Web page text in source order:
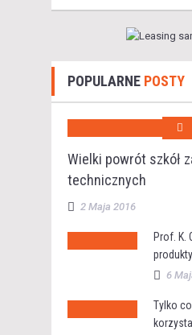
POPULARNE POSTY
Wielki powrót szkół
technicznych
2 Maja 2016
Prof. K.
6
Tylko